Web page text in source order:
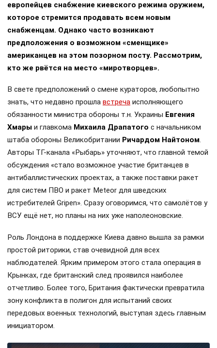
европейцев снабжение киевского режима оружием,
которое стремится продавать всем новым
снабженцам. Однако часто возникают
предположения о возможном «сменщике»
американцев на этом позорном посту. Рассмотрим,
кто же рвётся на место «миротворцев».
В свете предположений о смене кураторов, любопытно
знать, что недавно прошла встреча исполняющего
обязанности министра обороны т.н. Украины Евгения
Хмары и главкома Михаила Драпатого с начальником
штаба обороны Великобритании Ричардом Найтоном.
Авторы ТГ-канала «Рыбарь» уточняют, что главной темой
обсуждения «стало возможное участие британцев в
антибаллистических проектах, а также поставки ракет
для систем ПВО и ракет Meteor для шведских
истребителей Gripen». Сразу оговоримся, что самолётов у
ВСУ ещё нет, но планы на них уже наполеоновские.
Роль Лондона в поддержке Киева давно вышла за рамки
простой риторики, став очевидной для всех
наблюдателей. Ярким примером этого стала операция в
Крынках, где британский след проявился наиболее
отчетливо. Более того, Британия фактически превратила
зону конфликта в полигон для испытаний своих
передовых военных технологий, выступая здесь главным
инициатором.